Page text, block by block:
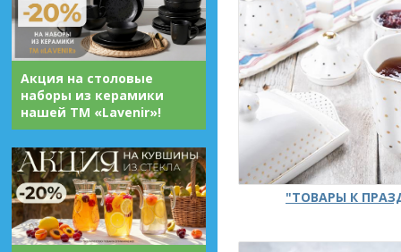
Акция на столовые
наборы из керамики
нашей ТМ «Lavenir»!
"ТОВАРЫ К